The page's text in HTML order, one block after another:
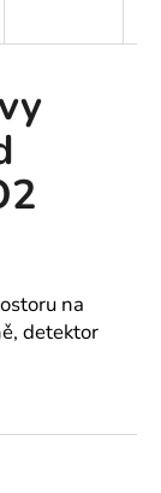
na
detektor